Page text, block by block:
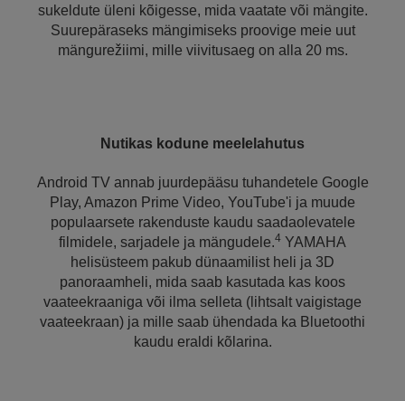
sukeldute üleni kõigesse, mida vaatate või mängite.
Suurepäraseks mängimiseks proovige meie uut
mängurežiimi, mille viivitusaeg on alla 20 ms.
Nutikas kodune meelelahutus
Android TV annab juurdepääsu tuhandetele Google
Play, Amazon Prime Video, YouTube'i ja muude
populaarsete rakenduste kaudu saadaolevatele
filmidele, sarjadele ja mängudele.4 YAMAHA
helisüsteem pakub dünaamilist heli ja 3D
panoraamheli, mida saab kasutada kas koos
vaateekraaniga või ilma selleta (lihtsalt vaigistage
vaateekraan) ja mille saab ühendada ka Bluetoothi
kaudu eraldi kõlarina.